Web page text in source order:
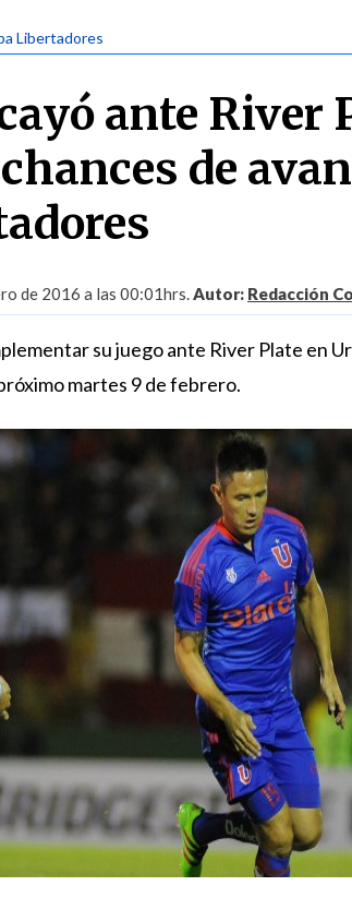
Libertadores
ante River
de
de 2016 a las 00:01hrs.Autor: Redacción
su juego ante River Plate en
martes 9 de febrero.